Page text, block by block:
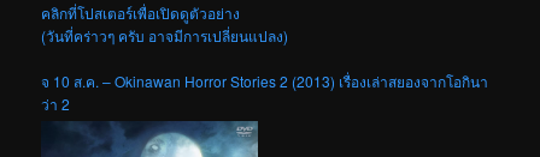
คลิกที่โปสเตอร์เพื่อเปิดดูตัวอย่าง
(วันที่คร่าวๆ ครับ อาจมีการเปลี่ยนแปลง)
จ 10 ส.ค. – Okinawan Horror Stories 2 (2013) เรื่องเล่าสยองจากโอกินา
ว่า 2